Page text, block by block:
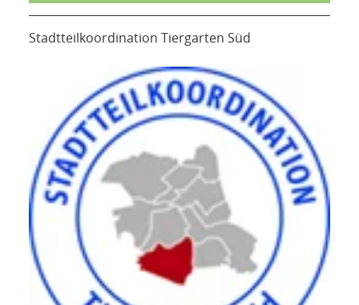
Stadtteilkoordination Tiergarten Süd